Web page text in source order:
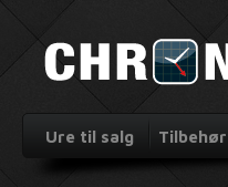
Ure til salg Tilbehør